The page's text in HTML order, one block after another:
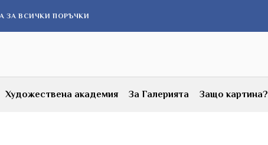
ЗА ВСИЧКИ ПОРЪЧКИ
Художествена академия За Галерията Защо картина?